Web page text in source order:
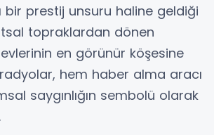
bir prestij unsuru haline geldiği
topraklardan dönen
en görünür köşesine
hem haber alma aracı
saygınlığın sembolü olarak